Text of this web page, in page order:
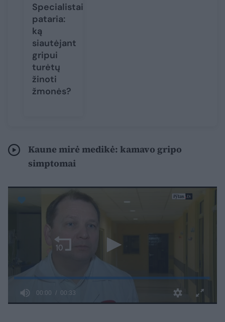
Specialistai
pataria:
ką
siautėjant
gripui
turėtų
žinoti
žmonės?
Kaune mirė medikė: kamavo gripo
simptomai